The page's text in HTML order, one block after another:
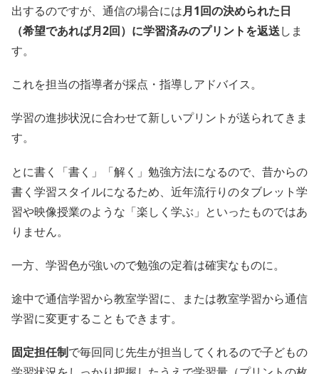
出するのですが、通信の場合には月1回の決められた日
（希望であれば月2回）に学習済みのプリントを返送しま
す。
これを担当の指導者が採点・指導しアドバイス。
学習の進捗状況に合わせて新しいプリントが送られてきま
す。
とに書く「書く」「解く」勉強方法になるので、昔からの
書く学習スタイルになるため、近年流行りのタブレット学
習や映像授業のような「楽しく学ぶ」といったものではあ
りません。
一方、学習色が強いので勉強の定着は確実なものに。
途中で通信学習から教室学習に、または教室学習から通信
学習に変更することもできます。
固定担任制で毎回同じ先生が担当してくれるので子どもの